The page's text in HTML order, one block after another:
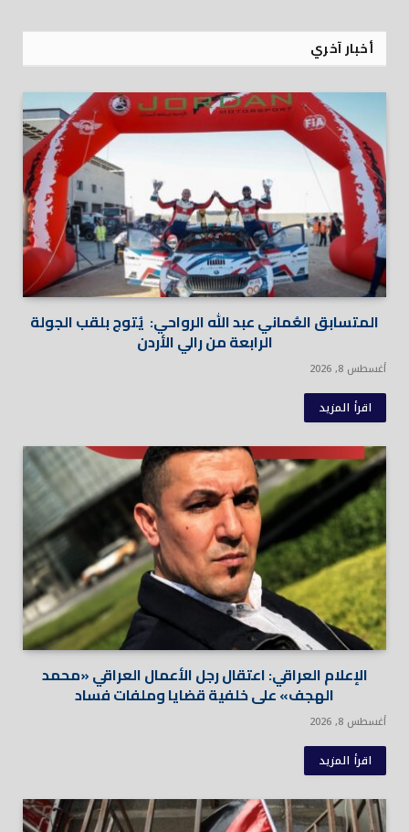
أخبار آخري
المتسابق العُماني عبد الله الرواحي: يُتوج بلقب الجولة
الرابعة من رالي الأردن
أغسطس 8, 2026
اقرأ المزيد
الإعلام العراقي: اعتقال رجل الأعمال العراقي «محمد
الهجف» على خلفية قضايا وملفات فساد
أغسطس 8, 2026
اقرأ المزيد